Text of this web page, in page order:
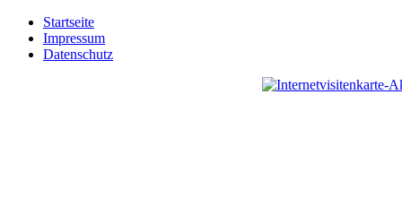
Startseite
Impressum
Datenschutz